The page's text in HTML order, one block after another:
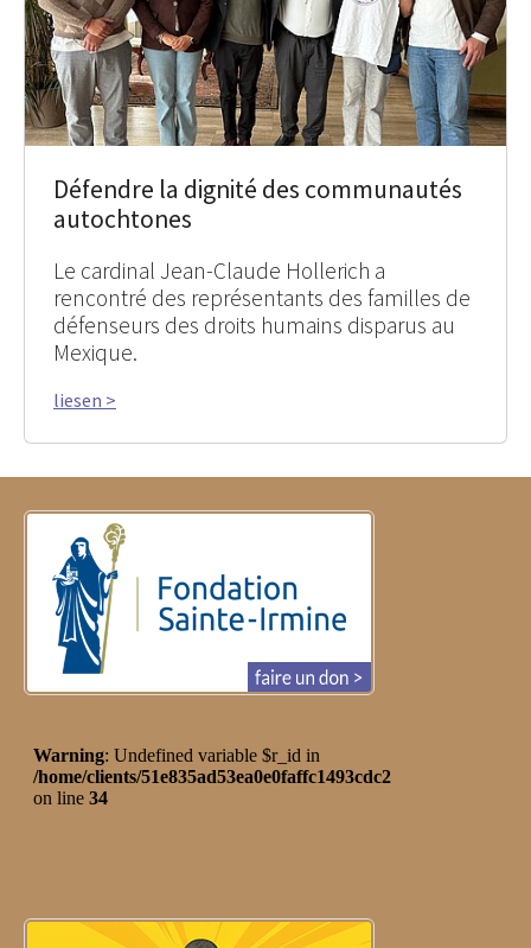
Défendre la dignité des communautés
autochtones
Le cardinal Jean-Claude Hollerich a
rencontré des représentants des familles de
défenseurs des droits humains disparus au
Mexique.
liesen >